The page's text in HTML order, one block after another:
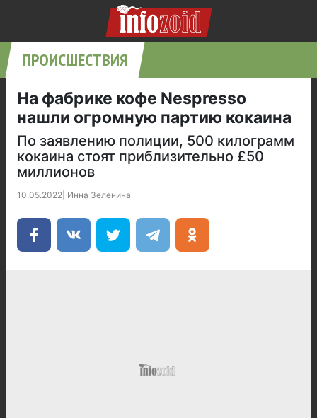
ПРОИСШЕСТВИЯ
На фабрике кофе Nespresso
нашли огромную партию кокаина
По заявлению полиции, 500 килограмм
кокаина стоят приблизительно £50
миллионов
10.05.2022 Инна Зеленина